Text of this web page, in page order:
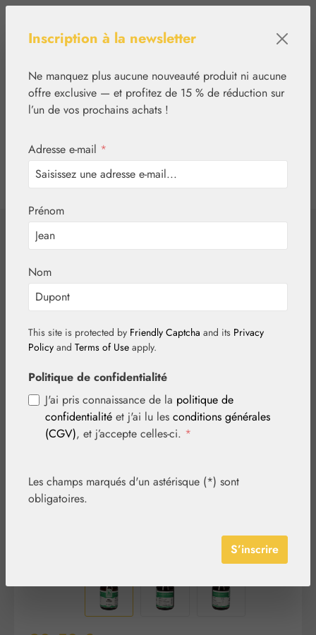
tcinn-a11y-toolbar.show
Eau anisée
Ignorer la galerie d'images
Inscription à la newsletter
Ne manquez plus aucune nouveauté produit ni aucune
offre exclusive — et profitez de 15 % de réduction sur
l’un de vos prochains achats !
Adresse e-mail *
Prénom
Nom
This site is protected by Friendly Captcha and its Privacy
Policy and Terms of Use apply.
Politique de confidentialité
J'ai pris connaissance de la politique de
confidentialité et j'ai lu les conditions générales
(CGV), et j’accepte celles-ci. *
Les champs marqués d'un astérisque (*) sont
obligatoires.
S’inscrire